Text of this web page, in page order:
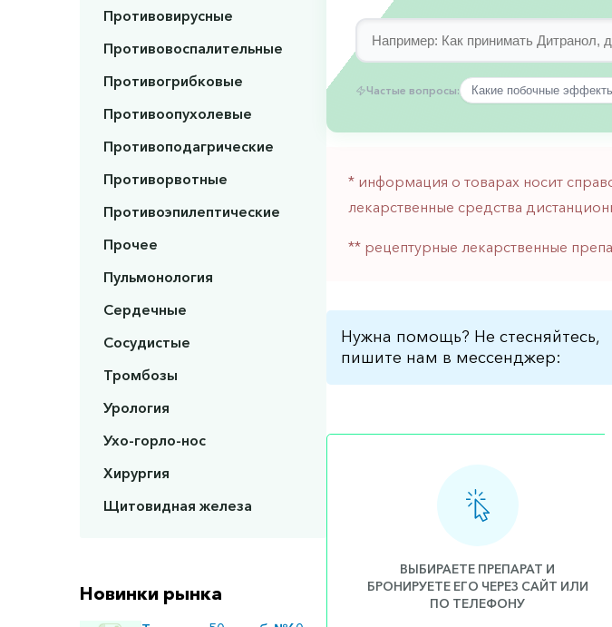
Противовирусные
Противовоспалительные
Противогрибковые
Противоопухолевые
Противоподагрические
Противорвотные
Противоэпилептические
Прочее
Пульмонология
Сердечные
Сосудистые
Тромбозы
Урология
Ухо-горло-нос
Хирургия
Щитовидная железа
Новинки рынка
Частые вопросы: Какие побочные
* информация о товарах носит
лекарственные средства
** рецептурные лекарственные
Нужна помощь? Не стесняйтесь,
пишите нам в мессенджер:
ВЫБИРАЕТЕ ПРЕПАРАТ И
БРОНИРУЕТЕ ЕГО ЧЕРЕЗ САЙТ ИЛИ
ПО ТЕЛЕФОНУ